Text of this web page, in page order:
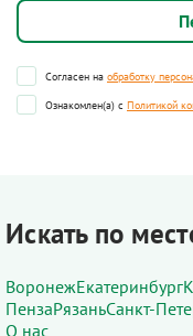
Согласен на обработку
Ознакомлен(а) с Политикой
Искать по
ВоронежЕкатеринбург
ПензаРязаньСанкт-
О нас